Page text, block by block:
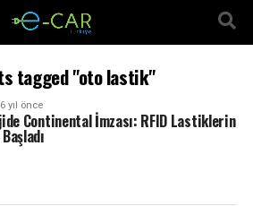
tagged "oto lastik"
6 yıl önce
Continental İmzası: RFID Lastiklerin